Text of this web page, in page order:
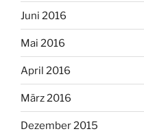
Juni 2016
Mai 2016
April 2016
März 2016
Dezember 2015